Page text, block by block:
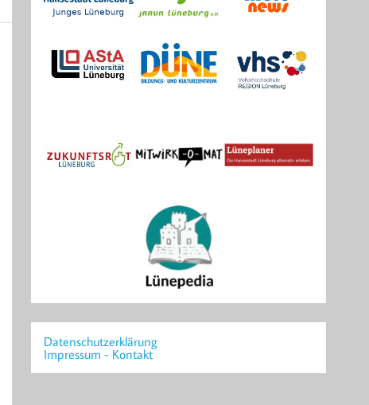
Datenschutzerklärung
Impressum - Kontakt